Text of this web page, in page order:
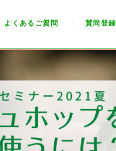
よくあるご質問 賛同登録